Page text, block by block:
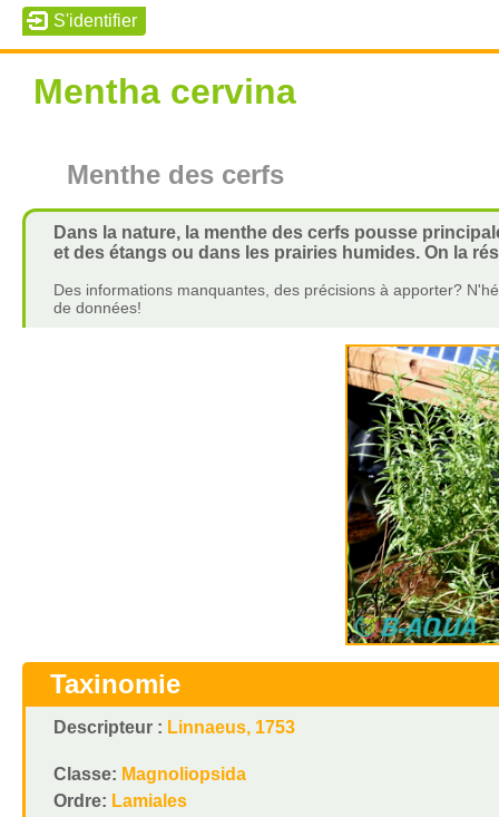
Mentha cervina
Menthe des cerfs
Dans la nature, la menthe des cerfs pousse
et des étangs ou dans les prairies humides. On la
Des informations manquantes, des précisions à apporter?
de données!
Taxinomie
Descripteur : Linnaeus, 1753
Classe: Magnoliopsida
Ordre: Lamiales